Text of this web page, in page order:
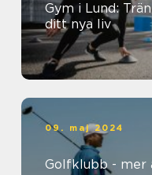
Gym i Lund:
ditt nya liv
09. maj 2024
Golfklubb - mer